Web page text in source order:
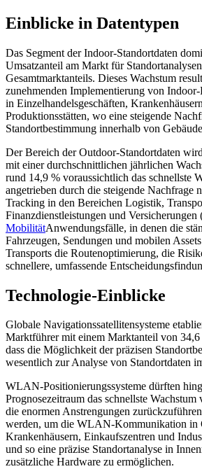
Einblicke in Datentypen
Das Segment der Indoor-Standortdaten
Umsatzanteil am Markt für
Gesamtmarktanteils. Dieses Wachstum
zunehmenden Implementierung von
in Einzelhandelsgeschäften,
Produktionsstätten, wo eine steigende
Standortbestimmung innerhalb von
Der Bereich der Outdoor-Standortdaten
mit einer durchschnittlichen jährlichen
rund 14,9 % voraussichtlich das schnellste
angetrieben durch die steigende Nachfrage
Tracking in den Bereichen Logistik,
Finanzdienstleistungen und Versicherungen
MobilitätAnwendungsfälle, in denen die
Fahrzeugen, Sendungen und mobilen
Transports die Routenoptimierung, die
schnellere, umfassende
Technologie-Einblicke
Globale Navigationssatellitensysteme
Marktführer mit einem Marktanteil von
dass die Möglichkeit der präzisen
wesentlich zur Analyse von Standortdaten
WLAN-Positionierungssysteme dürften
Prognosezeitraum das schnellste
die enormen Anstrengungen
werden, um die WLAN-Kommunikation in
Krankenhäusern, Einkaufszentren und
und so eine präzise Standortanalyse in
zusätzliche Hardware zu ermöglichen.